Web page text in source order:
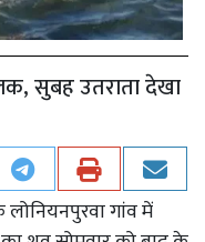
सुबह उतराता देखा
लोनियनपुरवा गांव में